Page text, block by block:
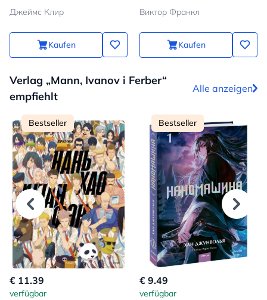
schlechte loswird
Джеймс Клир
Kaufen
Виктор Франкл
Kaufen
Verlag „Mann, Ivanov i Ferber“
empfiehlt
Alle anzeigen
Bestseller
€ 11.39
verfügbar
Bestseller
€ 9.49
verfügbar